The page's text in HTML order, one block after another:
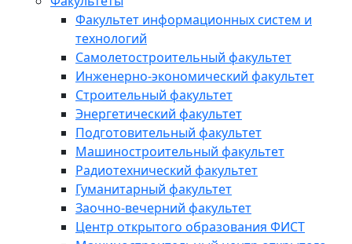
Факультет информационных систем и
технологий
Самолетостроительный факультет
Инженерно-экономический факультет
Строительный факультет
Энергетический факультет
Подготовительный факультет
Машиностроительный факультет
Радиотехнический факультет
Гуманитарный факультет
Заочно-вечерний факультет
Центр открытого образования ФИСТ